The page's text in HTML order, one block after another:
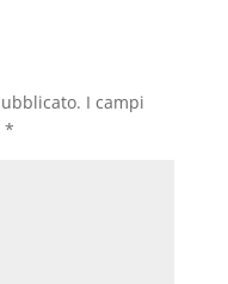
I campi
*